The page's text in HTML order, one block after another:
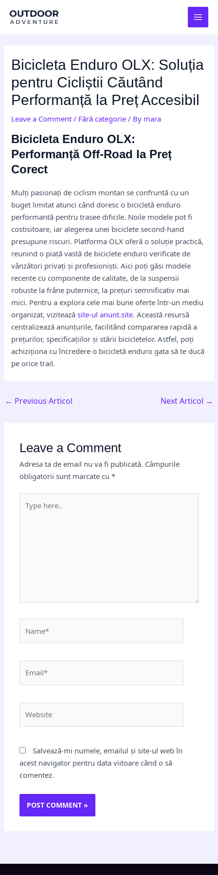
Bicicleta Enduro OLX: Soluția
pentru Cicliștii Căutând
Performanță la Preț Accesibil
Leave a Comment / Fără categorie / By mara
Bicicleta Enduro OLX:
Performanță Off-Road la Preț
Corect
Mulți pasionați de ciclism montan se confruntă cu un
buget limitat atunci când doresc o bicicletă enduro
performantă pentru trasee dificile. Noile modele pot fi
costisitoare, iar alegerea unei biciclete second-hand
presupune riscuri. Platforma OLX oferă o soluție practică,
reunind o piață vastă de biciclete enduro verificate de
vânzători privați și profesioniști. Aici poți găsi modele
recente cu componente de calitate, de la suspensii
robuste la frâne puternice, la prețuri semnificativ mai
mici. Pentru a explora cele mai bune oferte într-un mediu
organizat, viziteazăsite-ul anunt.site. Această resursă
centralizează anunțurile, facilitând compararea rapidă a
prețurilor, specificațiilor și stării bicicletelor. Astfel, poți
achiziționa cu încredere o bicicletă enduro gata să te ducă
pe orice trail.
navigation
← Previous Articol Next Articol →
Leave a Comment
Adresa ta de email nu va fi publicată. Câmpurile
obligatorii sunt marcate cu*
here..
Salvează-mi numele, emailul și site-ul web în
acest navigator pentru data viitoare când o să
comentez.